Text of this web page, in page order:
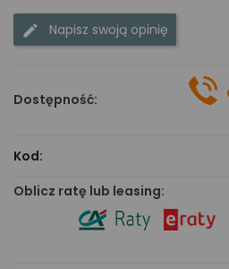
Napisz swoją opinię
Dostępność:
Kod:
Oblicz ratę lub leasing: